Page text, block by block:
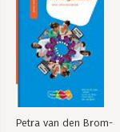
Petra van den Brom-